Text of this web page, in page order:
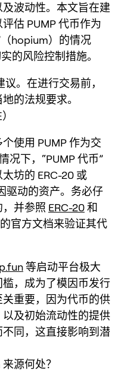
波动性。本文旨在建
估 PUMP 代币作为
hopium）的情况
的风险控制措施。
。在进行交易前，
的法规要求。
使用 PUMP 作为交
况下，“PUMP 代币”
坊的 ERC-20 或
驱动的资产。务必仔
并参照 ERC-20和
的官方文档来验证其代
等启动平台极大
，成为了模因币发行
重要，因为代币的供
及初始流动性的提供
同，这直接影响到潜
源何处？